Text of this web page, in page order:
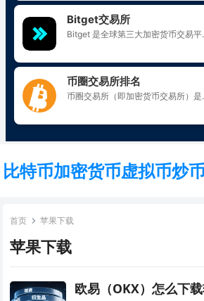
比特币加密货币虚拟币炒
首页 苹果下载
苹果下载
欧易（OKX）怎么下